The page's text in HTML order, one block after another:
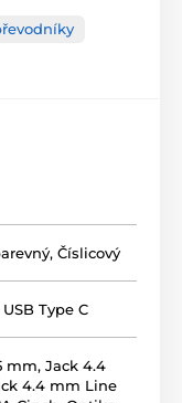
, Číslicový
USB Type C
mm, Jack 4.4
4.4 mm Line